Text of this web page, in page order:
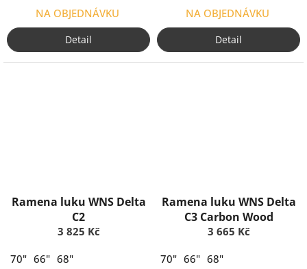
NA OBJEDNÁVKU
Detail
NA OBJEDNÁVKU
Detail
Ramena luku WNS Delta
C2
3 825 Kč
70" 66" 68"
Ramena luku WNS Delta
C3 Carbon Wood
3 665 Kč
70" 66" 68"